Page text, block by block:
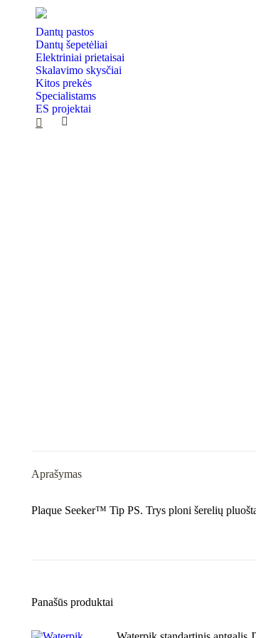
Dantų pastos
Dantų šepetėliai
Elektriniai prietaisai
Skalavimo skysčiai
Kitos prekės
Specialistams
ES projektai
Aprašymas
Plaque Seeker™ Tip PS. Trys ploni šerelių
Panašūs produktai